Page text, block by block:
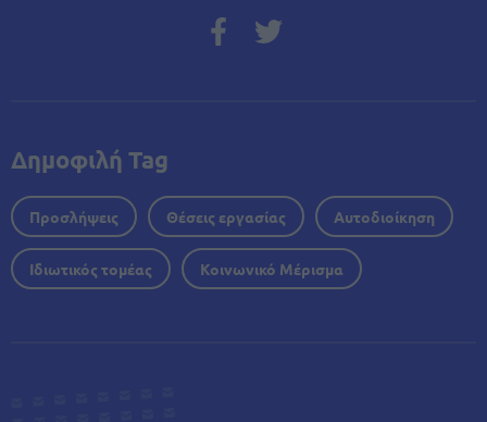
Δημοφιλή Tag
Προσλήψεις Θέσεις εργασίας Αυτοδιοίκηση
Ιδιωτικός τομέας Κοινωνικό Μέρισμα